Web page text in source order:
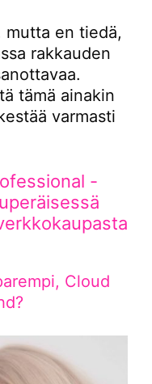
en tiedä,
rakkauden
tämä ainakin
varmasti
-
Cloud